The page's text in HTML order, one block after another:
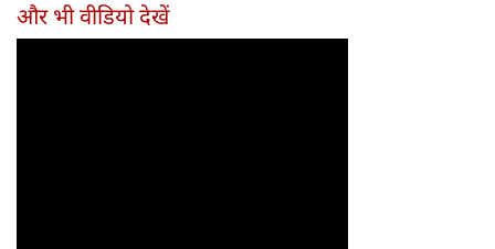
और भी वीडियो देखें